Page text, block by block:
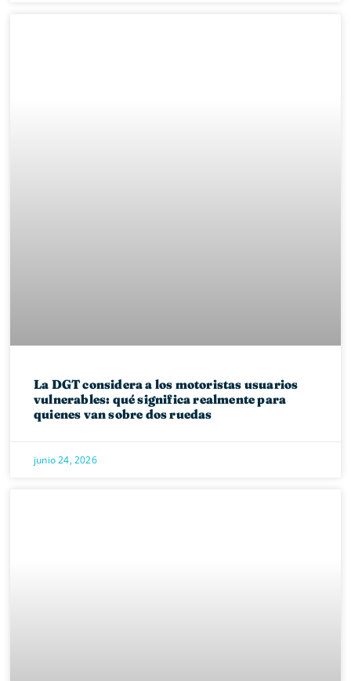
La DGT considera a los motoristas usuarios
vulnerables: qué significa realmente para
quienes van sobre dos ruedas
junio 24, 2026